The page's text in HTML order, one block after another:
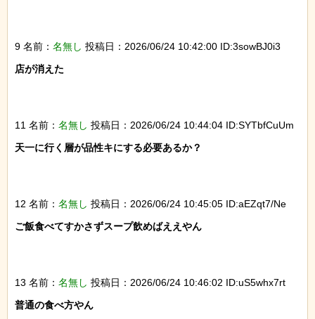
9 名前： 名無し 投稿日：2026/06/24 10:42:00 ID:3sowBJ0i3
店が消えた
11 名前： 名無し 投稿日：2026/06/24 10:44:04 ID:SYTbfCuUm
天一に行く層が品性キにする必要あるか？
12 名前： 名無し 投稿日：2026/06/24 10:45:05 ID:aEZqt7/Ne
ご飯食べてすかさずスープ飲めばええやん
13 名前： 名無し 投稿日：2026/06/24 10:46:02 ID:uS5whx7rt
普通の食べ方やん